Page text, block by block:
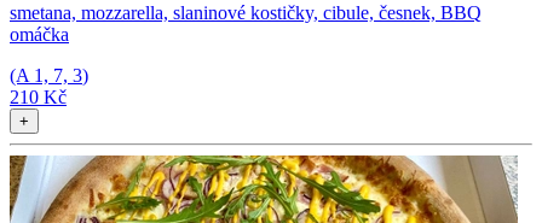
smetana, mozzarella, slaninové kostičky, cibule, česnek, BBQ
omáčka
(A 1, 7, 3)
210 Kč
+